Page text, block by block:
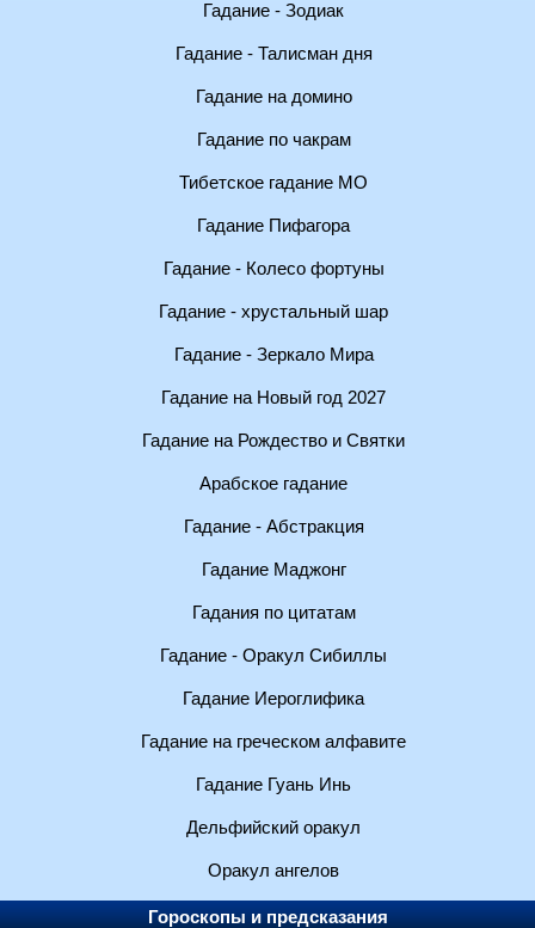
Гадание - Зодиак
Гадание - Талисман дня
Гадание на домино
Гадание по чакрам
Тибетское гадание МО
Гадание Пифагора
Гадание - Колесо фортуны
Гадание - хрустальный шар
Гадание - Зеркало Мира
Гадание на Новый год 2027
Гадание на Рождество и Святки
Арабское гадание
Гадание - Абстракция
Гадание Маджонг
Гадания по цитатам
Гадание - Оракул Сибиллы
Гадание Иероглифика
Гадание на греческом алфавите
Гадание Гуань Инь
Дельфийский оракул
Оракул ангелов
Гороскопы и предсказания